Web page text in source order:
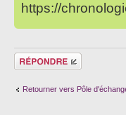
https://
Répondre
Retourner vers Pôle